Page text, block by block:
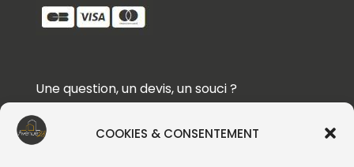
COOKIES & CONSENTEMENT
Une question, un devis, un souci ?